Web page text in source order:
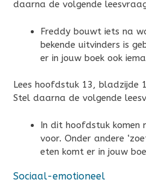
daarna de volgende
Freddy bouwt iets na
bekende uitvinders is
er in jouw boek ook
Lees hoofdstuk 13, bladzijde
Stel daarna de volgende
In dit hoofdstuk komen
voor. Onder andere
eten komt er in jouw
Sociaal-emotioneel